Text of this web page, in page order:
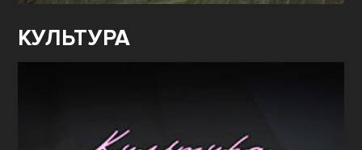
КУЛЬТУРА